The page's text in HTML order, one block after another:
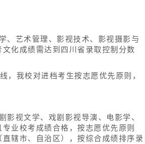
、艺术管理、影视技术、影视摄影与
化成绩需达到四川省录取控制分数
，我校对进档考生按志愿优先原则，
影视文学、戏剧影视导演、电影学、
业校考成绩合格，按志愿优先原则
辖市、自治区），按综合成绩排序录